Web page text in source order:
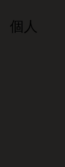
個人